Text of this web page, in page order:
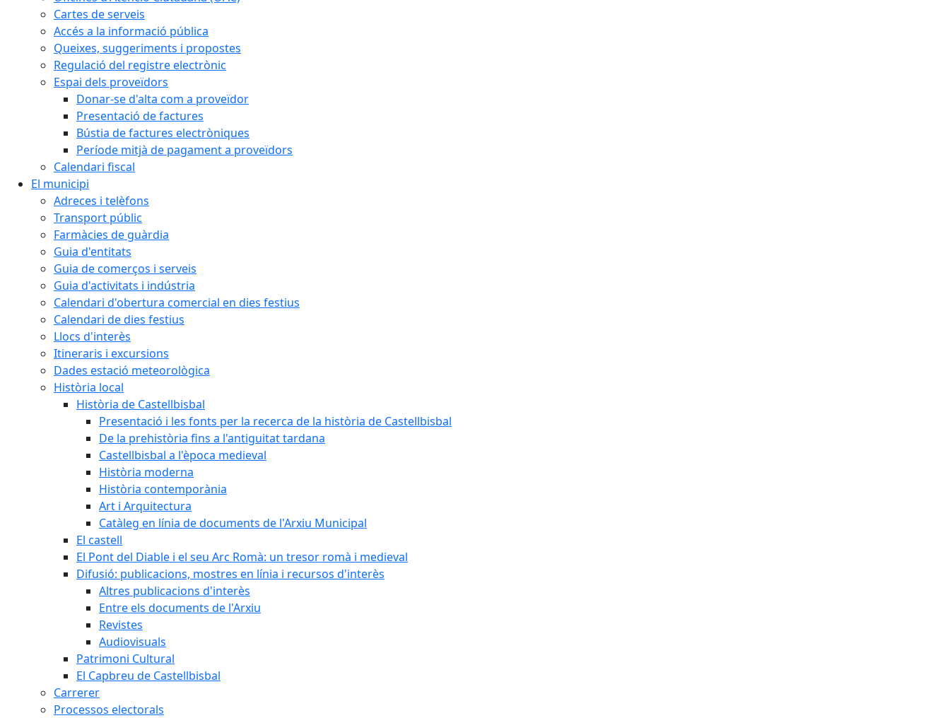
Cartes de serveis
Accés a la informació pública
Queixes, suggeriments i propostes
Regulació del registre electrònic
Espai dels proveïdors
Donar-se d'alta com a proveïdor
Presentació de factures
Bústia de factures electròniques
Període mitjà de pagament a proveïdors
Calendari fiscal
El municipi
Adreces i telèfons
Transport públic
Farmàcies de guàrdia
Guia d'entitats
Guia de comerços i serveis
Guia d'activitats i indústria
Calendari d'obertura comercial en dies festius
Calendari de dies festius
Llocs d'interès
Itineraris i excursions
Dades estació meteorològica
Història local
Història de Castellbisbal
Presentació i les fonts per la recerca de la història de Castellbisbal
De la prehistòria fins a l'antiguitat tardana
Castellbisbal a l'època medieval
Història moderna
Història contemporània
Art i Arquitectura
Catàleg en línia de documents de l'Arxiu Municipal
El castell
El Pont del Diable i el seu Arc Romà: un tresor romà i medieval
Difusió: publicacions, mostres en línia i recursos d'interès
Altres publicacions d'interès
Entre els documents de l'Arxiu
Revistes
Audiovisuals
Patrimoni Cultural
El Capbreu de Castellbisbal
Carrerer
Processos electorals